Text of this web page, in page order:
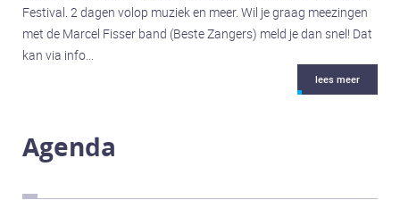
Festival. 2 dagen volop muziek en meer. Wil je graag meezingen
met de Marcel Fisser band (Beste Zangers) meld je dan snel! Dat
kan via info...
lees meer
Agenda